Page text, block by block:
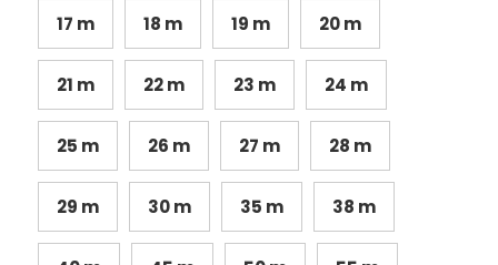
17 m 18 m 19 m 20 m
21 m 22 m 23 m 24 m
25 m 26 m 27 m 28 m
29 m 30 m 35 m 38 m